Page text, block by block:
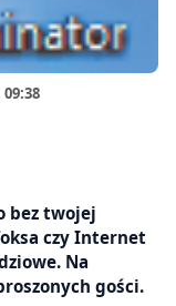
bez twojej
czy Internet
Na
gości.